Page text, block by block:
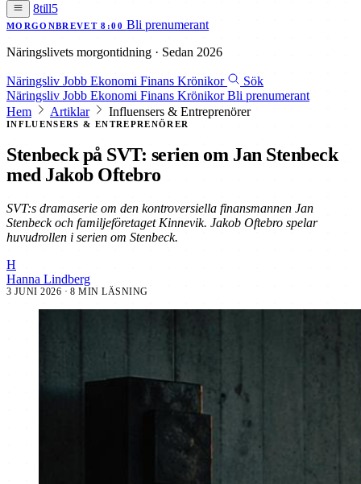
8till5
MORGONBREVET 8:00 Bli prenumerant
Näringslivets morgontidning · Sedan 2026
Näringsliv Jobb Ekonomi Finans Krönikor
Sök
Näringsliv Jobb Ekonomi Finans KrönikorBli prenumerant
Hem
Artiklar Influensers & Entreprenörer
INFLUENSERS & ENTREPRENÖRER
Stenbeck på SVT: serien om Jan Stenbeck
med Jakob Oftebro
SVT:s dramaserie om den kontroversiella finansmannen Jan
Stenbeck och familjeföretaget Kinnevik. Jakob Oftebro spelar
huvudrollen i serien om Stenbeck.
H
Hanna Lindberg
3 JUNI 2026 · 8 MIN LÄSNING